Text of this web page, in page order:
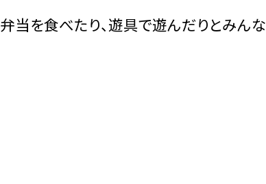
当を食べたり、遊具で遊んだりとみんな